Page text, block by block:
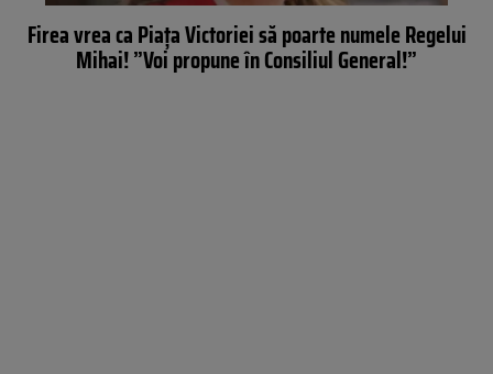
Firea vrea ca Piaţa Victoriei să poarte numele Regelui
Mihai! ”Voi propune în Consiliul General!”